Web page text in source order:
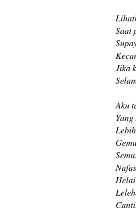
Saat
Jika
Aku